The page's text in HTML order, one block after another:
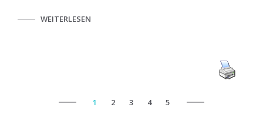
WEITERLESEN
1 2 3 4 5